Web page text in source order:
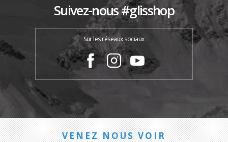
Suivez-nous #glisshop
Sur les réseaux sociaux
VENEZ NOUS VOIR